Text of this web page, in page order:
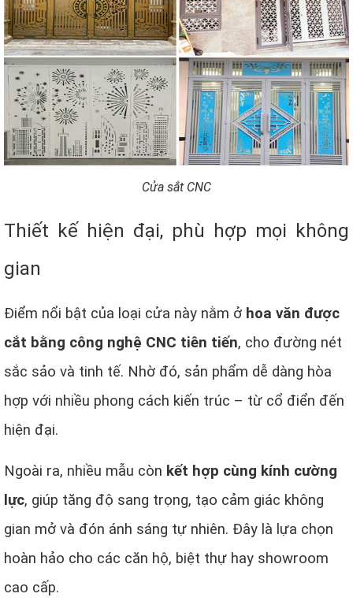
Cửa sắt CNC
Thiết kế hiện đại, phù hợp mọi không
gian
Điểm nổi bật của loại cửa này nằm ở hoa văn được
cắt bằng công nghệ CNC tiên tiến, cho đường nét
sắc sảo và tinh tế. Nhờ đó, sản phẩm dễ dàng hòa
hợp với nhiều phong cách kiến trúc – từ cổ điển đến
hiện đại.
Ngoài ra, nhiều mẫu còn kết hợp cùng kính cường
lực, giúp tăng độ sang trọng, tạo cảm giác không
gian mở và đón ánh sáng tự nhiên. Đây là lựa chọn
hoàn hảo cho các căn hộ, biệt thự hay showroom
cao cấp.